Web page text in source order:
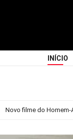
INÍCIO
Novo filme do